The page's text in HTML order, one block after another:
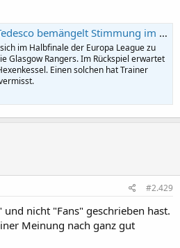
Stimmung im eigenen Stadion - WELT
im Halbfinale der Europa League zu
Glasgow Rangers. Im Rückspiel erwartet
Einen solchen hat Trainer
#2.429
und nicht "Fans" geschrieben hast.
Meinung nach ganz gut